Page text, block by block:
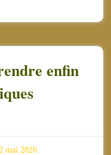
enfin
mai 2026